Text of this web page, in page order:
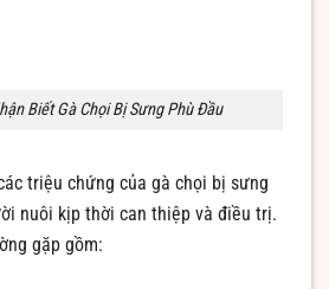
Biết Gà Chọi Bị Sưng Phù Đầu
triệu chứng của gà chọi bị sưng
nuôi kịp thời can thiệp và điều trị.
gặp gồm: